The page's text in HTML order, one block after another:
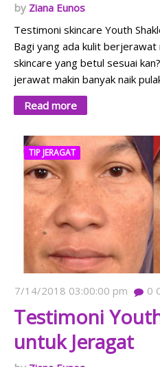
Ziana Eunos
Testimoni skincare Youth
Bagi yang ada kulit berjerawat
skincare yang betul sesuai
jerawat makin banyak naik
Read more
TIP JERAGAT
7/14/2018 03:00:00 pm 0
Testimoni
untuk Jeragat